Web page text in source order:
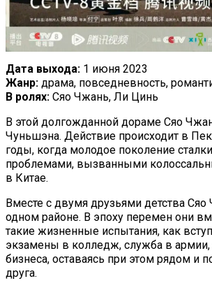
Дата выхода: 1 июня 2023
Жанр: драма, повседневность,
В ролях: Сяо Чжань, Ли Цинь
В этой долгожданной дораме Сяо
Чуньшэна. Действие происходит в
годы, когда молодое поколение
проблемами, вызванными
в Китае.
Вместе с двумя друзьями детства Сяо
одном районе. В эпоху перемен они
такие жизненные испытания, как
экзамены в колледж, служба в армии,
бизнеса, оставаясь при этом рядом и
друга.